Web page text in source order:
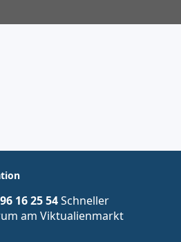
16 25 54Schneller
am Viktualienmarkt